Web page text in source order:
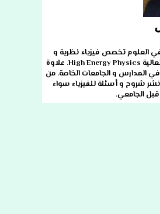
في العلوم تخصص فيزياء نظرية و
تحديدا فيزياء الطاقة العالية High Energy Physics. علاوة
المدارس و الجامعات الخاصة. من
شروح و أسئلة للفيزياء سواء
قبل الجامعي.